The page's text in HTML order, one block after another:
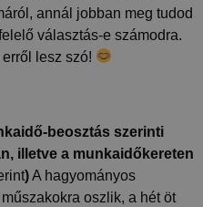
annál jobban meg tudod
választás-e számodra.
lesz szó!
beosztás szerinti
illetve a munkaidőkereten
)A hagyományos
oszlik, a hét öt